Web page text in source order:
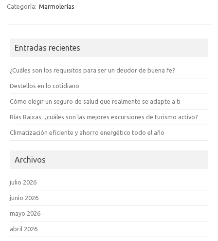
Categoría: Marmolerías
Entradas recientes
¿Cuáles son los requisitos para ser un deudor de buena fe?
Destellos en lo cotidiano
Cómo elegir un seguro de salud que realmente se adapte a ti
Rías Baixas: ¿cuáles son las mejores excursiones de turismo activo?
Climatización eficiente y ahorro energético todo el año
Archivos
julio 2026
junio 2026
mayo 2026
abril 2026